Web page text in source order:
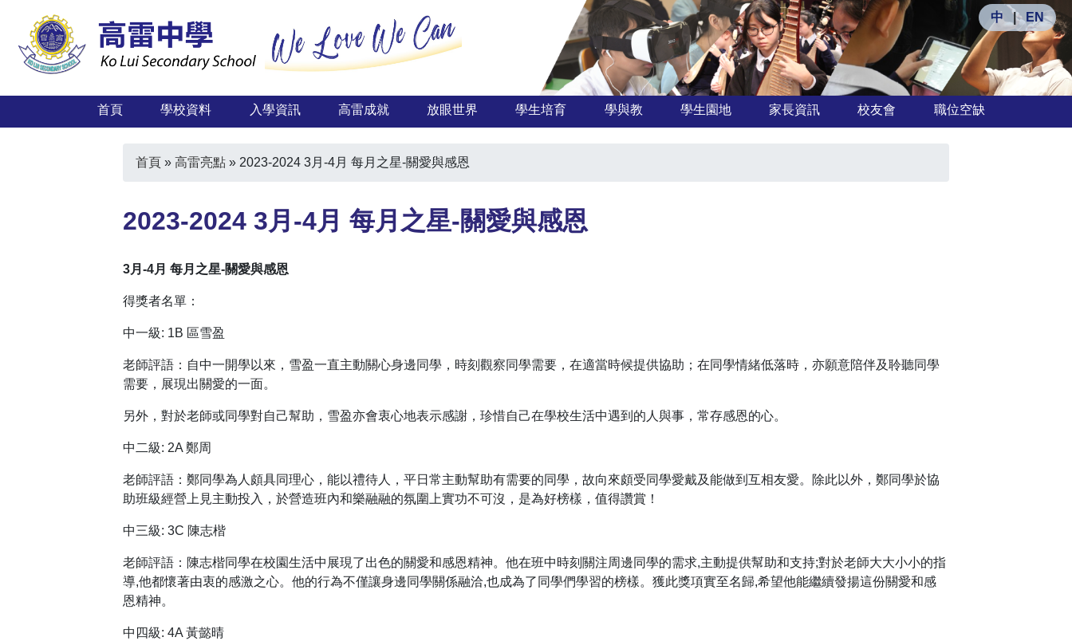
中 | EN
首頁 學校資料 入學資訊 高雷成就 放眼世界 學生培育 學與教 學生園地 家長資訊 校友會 職位空缺
首頁 »高雷亮點 » 2023-2024 3月-4月 每月之星-關愛與感恩
2023-2024 3月-4月 每月之星-關愛與感恩
3月-4月每月之星-關愛與感恩
得獎者名單：
中一級: 1B 區雪盈
老師評語：自中一開學以來，雪盈一直主動關心身邊同學，時刻觀察同學需要，在適當時候提供協助；在同學情緒低落時，亦願意陪伴及聆聽同學
需要，展現出關愛的一面。
另外，對於老師或同學對自己幫助，雪盈亦會衷心地表示感謝，珍惜自己在學校生活中遇到的人與事，常存感恩的心。
中二級: 2A 鄭周
老師評語：鄭同學為人頗具同理心，能以禮待人，平日常主動幫助有需要的同學，故向來頗受同學愛戴及能做到互相友愛。除此以外，鄭同學於協
助班級經營上見主動投入，於營造班內和樂融融的氛圍上實功不可沒，是為好榜樣，值得讚賞！
中三級: 3C 陳志楷
老師評語：陳志楷同學在校園生活中展現了出色的關愛和感恩精神。他在班中時刻關注周邊同學的需求,主動提供幫助和支持;對於老師大大小小的指
導,他都懷著由衷的感激之心。他的行為不僅讓身邊同學關係融洽,也成為了同學們學習的榜樣。獲此獎項實至名歸,希望他能繼續發揚這份關愛和感
恩精神。
中四級: 4A 黃懿晴